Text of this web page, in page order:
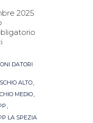
2025
DATORI
ALTO,
MEDIO,
,
LA SPEZIA